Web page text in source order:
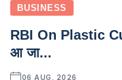
BUSINESS
RBI On Plastic
आ जा...
06 AUG, 2026